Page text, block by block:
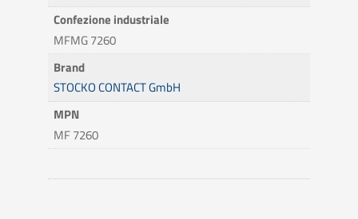
Confezione industriale
MFMG 7260
Brand
STOCKO CONTACT GmbH
MPN
MF 7260